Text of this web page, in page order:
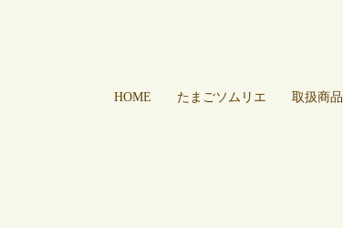
HOME たまごソムリエ 取扱商品